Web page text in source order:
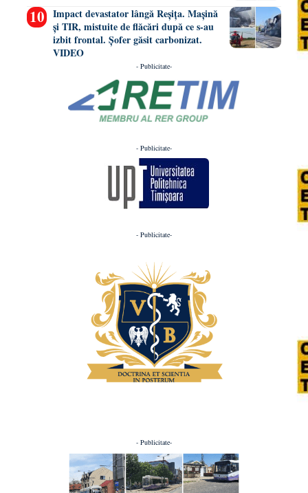
Impact devastator lângă Reșița. Mașină
și TIR, mistuite de flăcări după ce s-au
izbit frontal. Șofer găsit carbonizat.
VIDEO
- Publicitate-
- Publicitate-
- Publicitate-
- Publicitate-